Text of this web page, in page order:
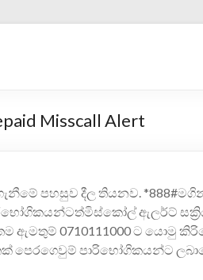
Misscall Alert
පහසුව දීල තියනව‍.
ඇලර්ට්
ඇමතුම් 0710111000 ට යොමු
පෙරගෙවුම් පාරිභෝගිකයන්ට